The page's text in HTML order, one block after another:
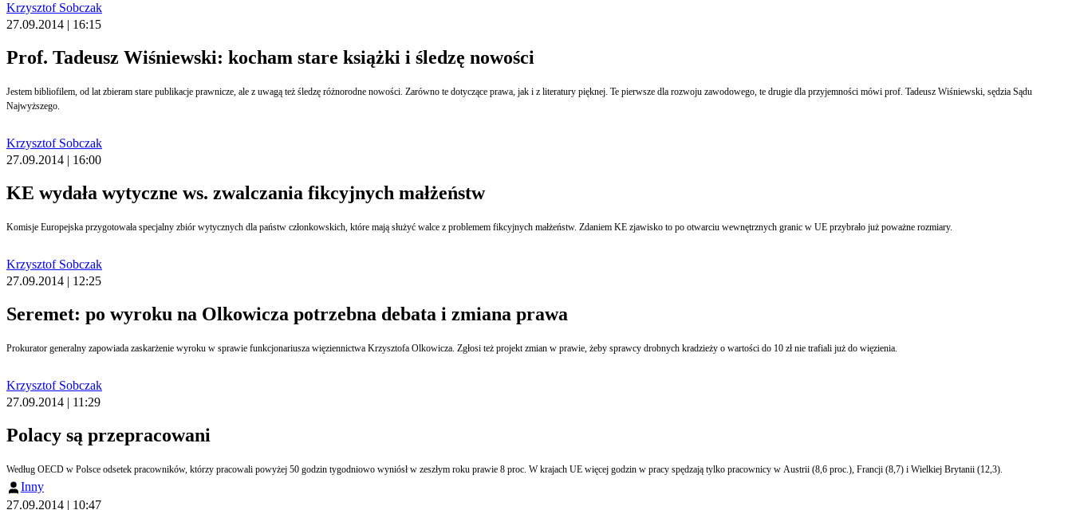
Krzysztof Sobczak
27.09.2014 | 16:15
Prof. Tadeusz Wiśniewski: kocham stare książki i śledzę nowości
Jestem bibliofilem, od lat zbieram stare publikacje prawnicze, ale z uwagą też śledzę różnorodne nowości. Zarówno te dotyczące prawa, jak i z literatury pięknej. Te pierwsze dla rozwoju zawodowego, te drugie dla przyjemności mówi prof. Tadeusz Wiśniewski, sędzia Sądu
Najwyższego.
Krzysztof Sobczak
27.09.2014 | 16:00
KE wydała wytyczne ws. zwalczania fikcyjnych małżeństw
Komisje Europejska przygotowała specjalny zbiór wytycznych dla państw członkowskich, które mają służyć walce z problemem fikcyjnych małżeństw. Zdaniem KE zjawisko to po otwarciu wewnętrznych granic w UE przybrało już poważne rozmiary.
Krzysztof Sobczak
27.09.2014 | 12:25
Seremet: po wyroku na Olkowicza potrzebna debata i zmiana prawa
Prokurator generalny zapowiada zaskarżenie wyroku w sprawie funkcjonariusza więziennictwa Krzysztofa Olkowicza. Zgłosi też projekt zmian w prawie, żeby sprawcy drobnych kradzieży o wartości do 10 zł nie trafiali już do więzienia.
Krzysztof Sobczak
27.09.2014 | 11:29
Polacy są przepracowani
Według OECD w Polsce odsetek pracowników, którzy pracowali powyżej 50 godzin tygodniowo wyniósł w zeszłym roku prawie 8 proc. W krajach UE więcej godzin w pracy spędzają tylko pracownicy w Austrii (8,6 proc.), Francji (8,7) i Wielkiej Brytanii (12,3).
Inny
27.09.2014 | 10:47